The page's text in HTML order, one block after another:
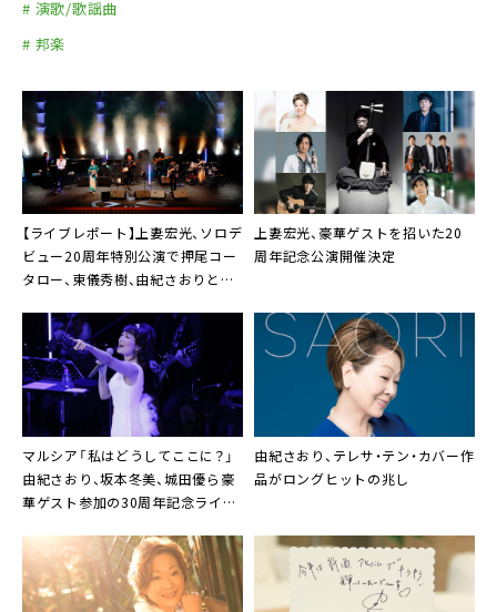
# 演歌/歌謡曲
# 邦楽
【ライブレポート】上妻宏光、ソロデ
ビュー20周年特別公演で押尾コー
タロー、東儀秀樹、由紀さおりと共
上妻宏光、豪華ゲストを招いた20
周年記念公演開催決定
マルシア 「私はどうしてここに？」
由紀さおり 、坂本冬美、 城田優ら豪
華ゲスト参加の30周年記念ライブ
由紀さおり 、テレサ・テン・カバー作
品がロングヒットの兆し